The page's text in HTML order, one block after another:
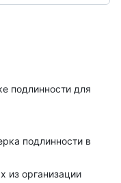
подлинности для
подлинности в
из организации